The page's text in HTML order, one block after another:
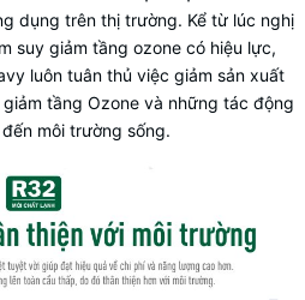
dụng trên thị trường. Kể từ lúc nghị
suy giảm tầng ozone có hiệu lực,
luôn tuân thủ việc giảm sản xuất
tầng Ozone và những tác động
môi trường sống.